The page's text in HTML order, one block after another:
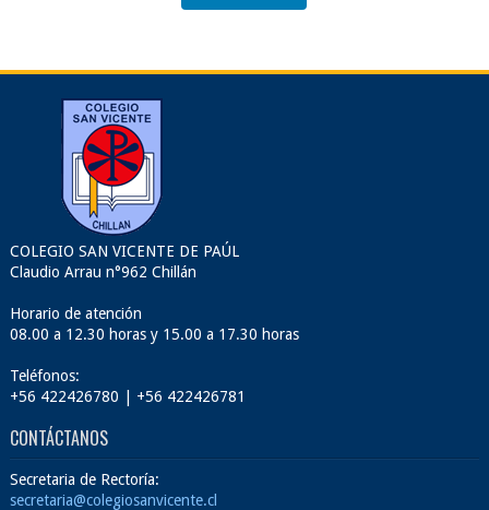
COLEGIO SAN VICENTE DE PAÚL
Claudio Arrau n°962 Chillán
Horario de atención
08.00 a 12.30 horas y 15.00 a 17.30 horas
Teléfonos:
+56 422426780 | +56 422426781
CONTÁCTANOS
Secretaria de Rectoría:
secretaria@colegiosanvicente.cl